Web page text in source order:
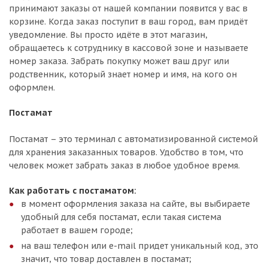
принимают заказы от нашей компании появится у вас в
корзине. Когда заказ поступит в ваш город, вам придёт
уведомление. Вы просто идёте в этот магазин,
обращаетесь к сотруднику в кассовой зоне и называете
номер заказа. Забрать покупку может ваш друг или
родственник, который знает номер и имя, на кого он
оформлен.
Постамат
Постамат – это терминал с автоматизированной системой
для хранения заказанных товаров. Удобство в том, что
человек может забрать заказ в любое удобное время.
Как работать с постаматом:
в момент оформления заказа на сайте, вы выбираете
удобный для себя постамат, если такая система
работает в вашем городе;
на ваш телефон или e-mail придет уникальный код, это
значит, что товар доставлен в постамат;